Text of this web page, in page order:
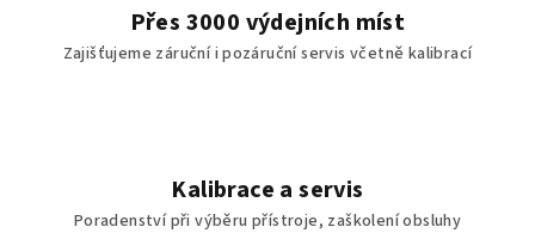
Přes 3000 výdejních míst
Zajišťujeme záruční i pozáruční servis včetně kalibrací
Kalibrace a servis
Poradenství při výběru přístroje, zaškolení obsluhy